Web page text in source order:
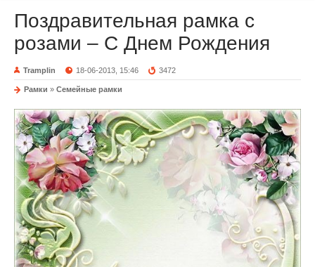
Поздравительная рамка с
розами – С Днем Рождения
Tramplin 18-06-2013, 15:46 3472
Рамки » Семейные рамки